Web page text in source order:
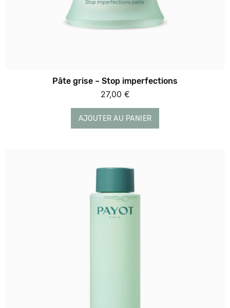
Pâte grise – Stop imperfections
27,00 €
AJOUTER AU PANIER